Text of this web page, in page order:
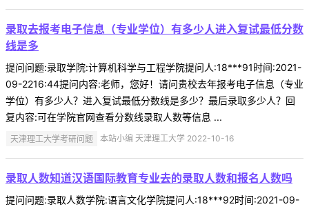
录取去报考电子信息（专业学位）有多少人进入复试最低分数
线是多
提问问题:录取学院:计算机科学与工程学院提问人:18***91时间:2021-
09-2216:44提问内容:老师，您好！请问贵校去年报考电子信息（专业
学位）有多少人？进入复试最低分数线是多少？最后录取多少人？回
复内容:可在学院官网查看分数线录取人数等信息 ...
天津理工大学考研问题 本站小编 天津理工大学 2022-10-16
录取人数知道汉语国际教育专业去的录取人数和报名人数吗
提问问题:录取人数学院:语言文化学院提问人:18***92时间:2021-09-